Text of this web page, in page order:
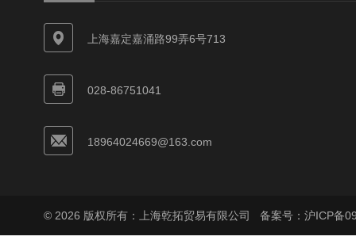
上海嘉定嘉涌路99弄6号713
028-86751041
18964024669@163.com
© 2026 版权所有：上海乾拓贸易有限公司 备案号：沪ICP备